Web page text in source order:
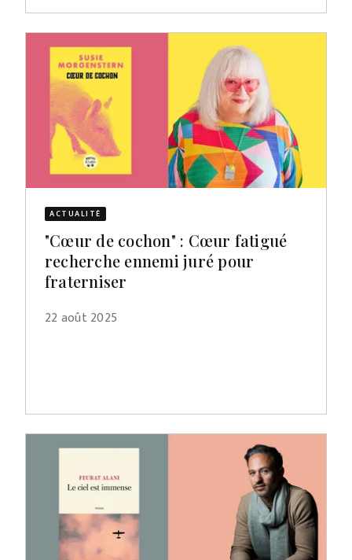
ACTUALITÉ
"Cœur de cochon" : Cœur fatigué
recherche ennemi juré pour
fraterniser
22 août 2025